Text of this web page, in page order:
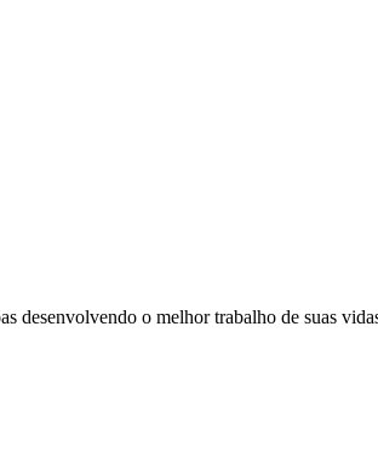
desenvolvendo o melhor trabalho de suas